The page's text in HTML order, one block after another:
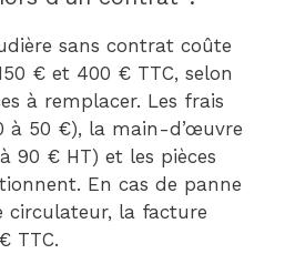
sans contrat coûte
€ et 400 € TTC, selon
à remplacer. Les frais
à 50 €), la main-d’œuvre
90 € HT) et les pièces
En cas de panne
circulateur, la facture
TTC.